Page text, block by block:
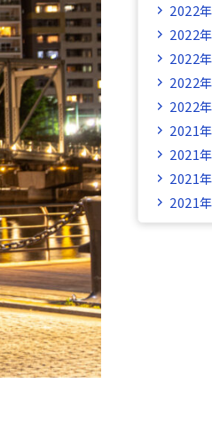
2022
2022
2022
2022
2022
2021
2021
2021
2021